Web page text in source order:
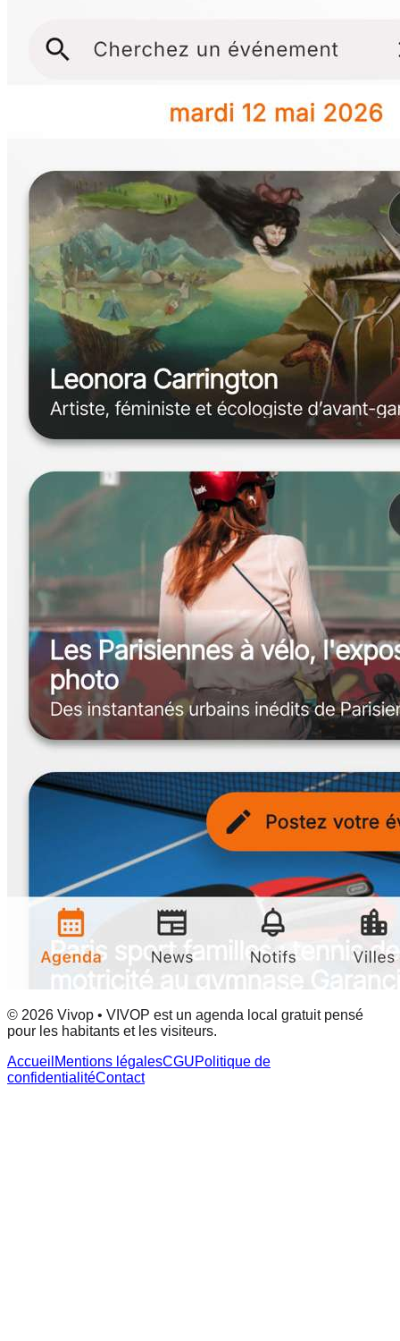
© 2026 Vivop • VIVOP est un agenda local gratuit pensé
pour les habitants et les visiteurs.
Accueil Mentions légalesCGUPolitique de
confidentialitéContact